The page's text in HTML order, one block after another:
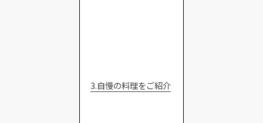
3.自慢の料理をご紹介